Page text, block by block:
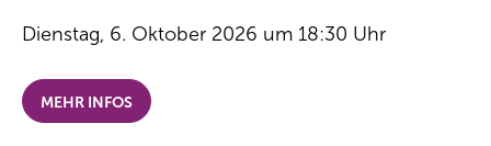
Dienstag, 6. Oktober 2026 um 18:30 Uhr
MEHR INFOS